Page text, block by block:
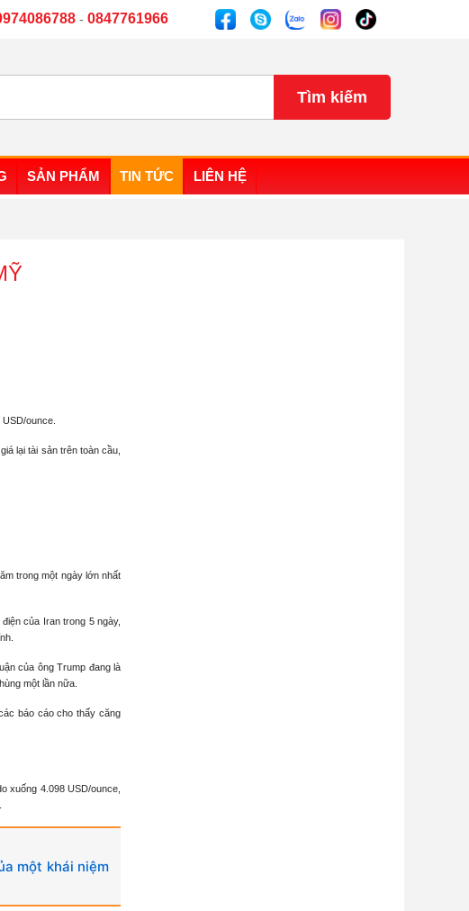
- 0847761966
SẢN PHẨM TIN TỨC LIÊN HỆ
ounce.
lại tài sản trên toàn cầu,
trong một ngày lớn nhất
của Iran trong 5 ngày,
của ông Trump đang là
một lần nữa.
báo cáo cho thấy căng
xuống 4.098 USD/ounce,
một khái niệm